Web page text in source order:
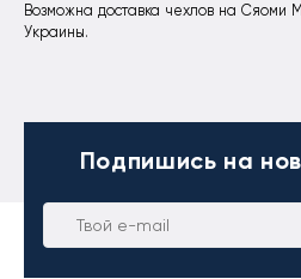
Возможна доставка чехлов на Сяоми
Украины.
Подпишись на